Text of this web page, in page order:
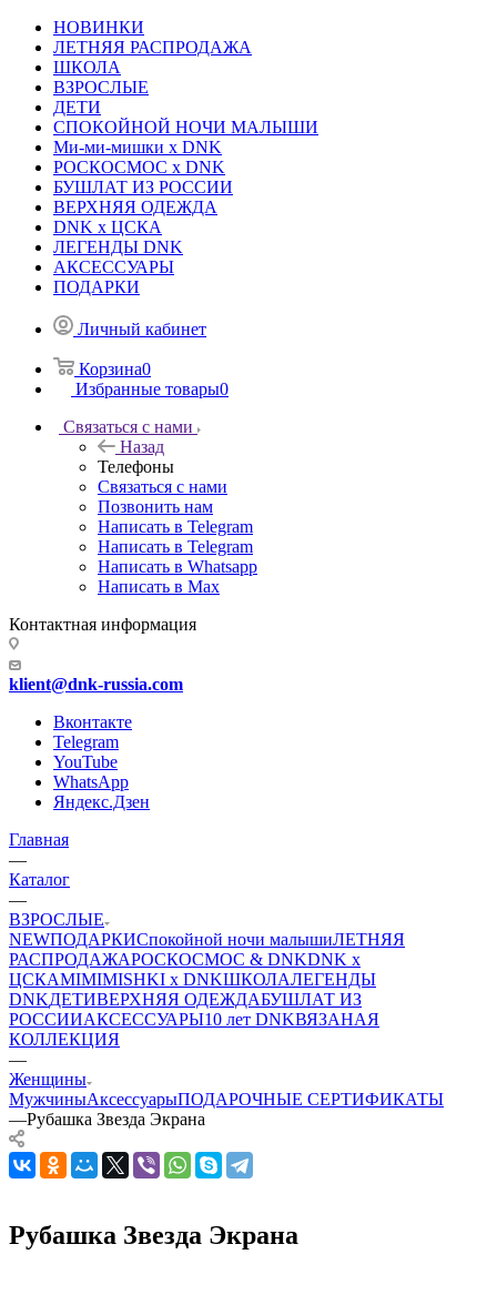
НОВИНКИ
ЛЕТНЯЯ РАСПРОДАЖА
ШКОЛА
ВЗРОСЛЫЕ
ДЕТИ
СПОКОЙНОЙ НОЧИ МАЛЫШИ
Ми-ми-мишки x DNK
РОСКОСМОС x DNK
БУШЛАТ ИЗ РОССИИ
ВЕРХНЯЯ ОДЕЖДА
DNK x ЦСКА
ЛЕГЕНДЫ DNK
АКСЕССУАРЫ
ПОДАРКИ
Личный кабинет
Корзина0
Избранные товары0
Связаться с нами
Назад
Телефоны
Связаться с нами
Позвонить нам
Написать в Telegram
Написать в Telegram
Написать в Whatsapp
Написать в Max
Контактная информация
klient@dnk-russia.com
Вконтакте
Telegram
YouTube
WhatsApp
Яндекс.Дзен
Главная
—
Каталог
—
ВЗРОСЛЫЕ
NEWПОДАРКИСпокойной ночи малышиЛЕТНЯЯ
РАСПРОДАЖАРОСКОСМОС & DNKDNK x
ЦСКАMIMIMISHKI x DNKШКОЛАЛЕГЕНДЫ
DNKДЕТИВЕРХНЯЯ ОДЕЖДАБУШЛАТ ИЗ
РОССИИАКСЕССУАРЫ10 лет DNKВЯЗАНАЯ
КОЛЛЕКЦИЯ
—
Женщины
МужчиныАксессуарыПОДАРОЧНЫЕ СЕРТИФИКАТЫ
—Рубашка Звезда Экрана
Рубашка Звезда Экрана